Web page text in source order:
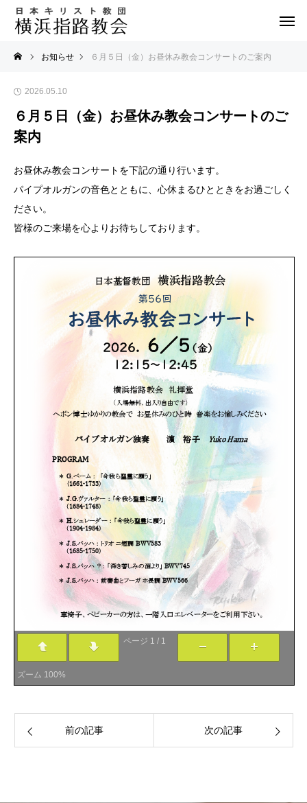
お知らせ ６月５日（金）お昼休み教会コンサートのご案内
2026.05.10
６月５日（金）お昼休み教会コンサートのご
案内
お昼休み教会コンサートを下記の通り行います。
パイプオルガンの音色とともに、心休まるひとときをお過ごしく
ださい。
皆様のご来場を心よりお待ちしております。
ページ 1 / 1
ズーム 100%
前の記事 次の記事